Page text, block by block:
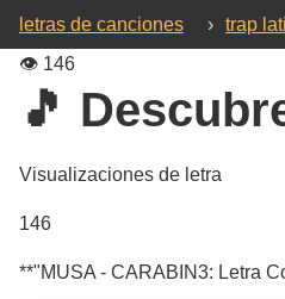
letras de canciones › trap
👁️ 146
🎵
Visualizaciones de letra
146
**"MUSA - CARABIN3: Letra